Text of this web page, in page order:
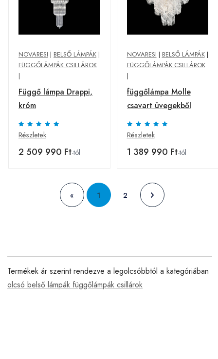
NOVARESI | BELSŐ LÁMPÁK |
FÜGGŐLÁMPÁK CSILLÁROK
|
Függő lámpa Drappi,
króm
Részletek
2 509 990 Ft-tól
NOVARESI | BELSŐ LÁMPÁK|
FÜGGŐLÁMPÁK CSILLÁROK
|
függőlámpa Molle
csavart üvegekből
Részletek
1 389 990 Ft-tól
« 1 2
Termékek ár szerint rendezve a legolcsóbbtól a kategóriában
olcsó belső lámpák függőlámpák csillárok